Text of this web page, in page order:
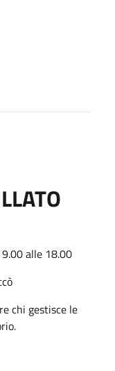
alle 18.00
chi gestisce le